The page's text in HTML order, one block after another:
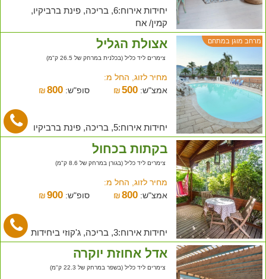
יחידות אירוח:6, בריכה, פינת ברביקיו,
קמין/ אח
מרחב מוגן במתחם אצולת הגליל
צימרים ליד כליל (בכלנית במרחק של 26.5 ק"מ)
מחיר לזוג, החל מ:
אמצ"ש:
₪500 סופ"ש: ₪ 800
יחידות אירוח:5, בריכה, פינת ברביקיו
בקתות בכחול
צימרים ליד כליל (בגורן במרחק של 8.6 ק"מ)
מחיר לזוג, החל מ:
אמצ"ש:
₪800 סופ"ש: ₪ 900
יחידות אירוח:3, בריכה, ג'קוזי ביחידות
אדל אחוזת יוקרה
צימרים ליד כליל (בשפר במרחק של 22.3 ק"מ)